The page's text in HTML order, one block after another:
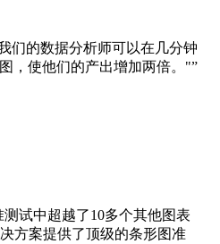
们的数据分析师可以在几分钟
，使他们的产出增加两倍。"”
测试中超越了10多个其他图表
方案提供了顶级的条形图准